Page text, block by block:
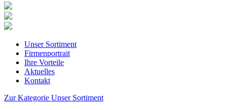
Unser Sortiment
Firmenportrait
Ihre Vorteile
Aktuelles
Kontakt
Zur Kategorie Unser Sortiment